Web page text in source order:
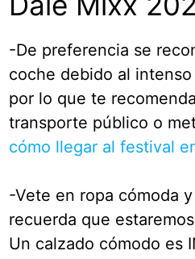
-De preferencia se
coche debido al
por lo que te
transporte público o
cómo llegar al festival
-Vete en ropa cómoda
recuerda que
Un calzado cómodo es